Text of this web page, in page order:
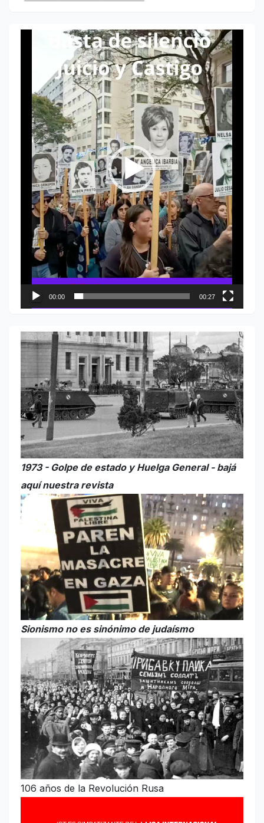
Reproductor
00:00 00:27
1973 - Golpe de estado y Huelga General - bajá
aquí nuestra revista
Sionismo no es sinónimo de judaísmo
106 años de la Revolución Rusa